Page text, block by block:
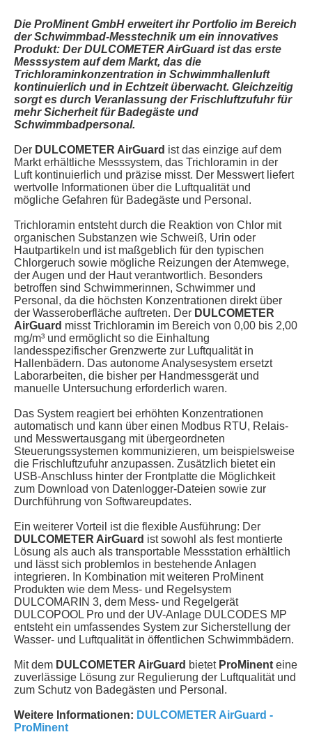
Die ProMinent GmbH erweitert ihr Portfolio im Bereich
der Schwimmbad-Messtechnik um ein innovatives
Produkt: Der DULCOMETER AirGuard ist das erste
Messsystem auf dem Markt, das die
Trichloraminkonzentration in Schwimmhallenluft
kontinuierlich und in Echtzeit überwacht. Gleichzeitig
sorgt es durch Veranlassung der Frischluftzufuhr für
mehr Sicherheit für Badegäste und
Schwimmbadpersonal.
Der DULCOMETER AirGuard ist das einzige auf dem
Markt erhältliche Messsystem, das Trichloramin in der
Luft kontinuierlich und präzise misst. Der Messwert liefert
wertvolle Informationen über die Luftqualität und
mögliche Gefahren für Badegäste und Personal.
Trichloramin entsteht durch die Reaktion von Chlor mit
organischen Substanzen wie Schweiß, Urin oder
Hautpartikeln und ist maßgeblich für den typischen
Chlorgeruch sowie mögliche Reizungen der Atemwege,
der Augen und der Haut verantwortlich. Besonders
betroffen sind Schwimmerinnen, Schwimmer und
Personal, da die höchsten Konzentrationen direkt über
der Wasseroberfläche auftreten. Der DULCOMETER
AirGuard misst Trichloramin im Bereich von 0,00 bis 2,00
mg/m³ und ermöglicht so die Einhaltung
landesspezifischer Grenzwerte zur Luftqualität in
Hallenbädern. Das autonome Analysesystem ersetzt
Laborarbeiten, die bisher per Handmessgerät und
manuelle Untersuchung erforderlich waren.
Das System reagiert bei erhöhten Konzentrationen
automatisch und kann über einen Modbus RTU, Relais-
und Messwertausgang mit übergeordneten
Steuerungssystemen kommunizieren, um beispielsweise
die Frischluftzufuhr anzupassen. Zusätzlich bietet ein
USB-Anschluss hinter der Frontplatte die Möglichkeit
zum Download von Datenlogger-Dateien sowie zur
Durchführung von Softwareupdates.
Ein weiterer Vorteil ist die flexible Ausführung: Der
DULCOMETER AirGuard ist sowohl als fest montierte
Lösung als auch als transportable Messstation erhältlich
und lässt sich problemlos in bestehende Anlagen
integrieren. In Kombination mit weiteren ProMinent
Produkten wie dem Mess- und Regelsystem
DULCOMARIN 3, dem Mess- und Regelgerät
DULCOPOOL Pro und der UV-Anlage DULCODES MP
entsteht ein umfassendes System zur Sicherstellung der
Wasser- und Luftqualität in öffentlichen Schwimmbädern.
Mit dem DULCOMETER AirGuard bietet ProMinent eine
zuverlässige Lösung zur Regulierung der Luftqualität und
zum Schutz von Badegästen und Personal.
Weitere Informationen: DULCOMETER AirGuard -
ProMinent